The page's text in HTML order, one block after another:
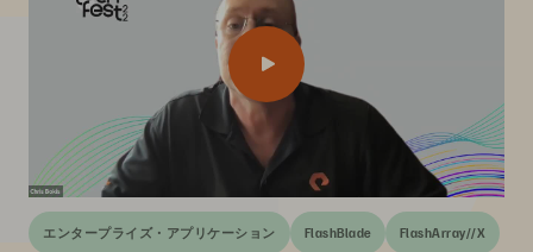
エンタープライズ・アプリケーション FlashBlade FlashArray//X